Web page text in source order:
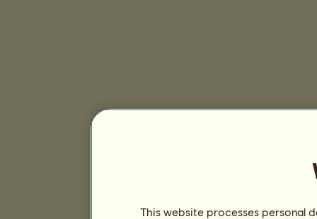
This website processes personal